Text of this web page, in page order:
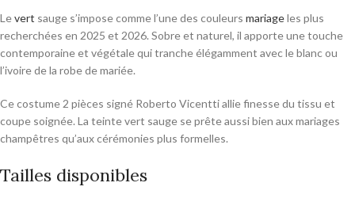
Levert sauge s’impose comme l’une des couleurs mariageles plus
recherchées en 2025 et 2026. Sobre et naturel, il apporte une touche
contemporaine et végétale qui tranche élégamment avec le blanc ou
l’ivoire de la robe de mariée.
Ce costume 2 pièces signé Roberto Vicentti allie finesse du tissu et
coupe soignée. La teinte vert sauge se prête aussi bien aux mariages
champêtres qu’aux cérémonies plus formelles.
Tailles disponibles